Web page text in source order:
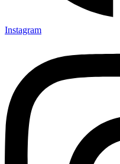
Instagram